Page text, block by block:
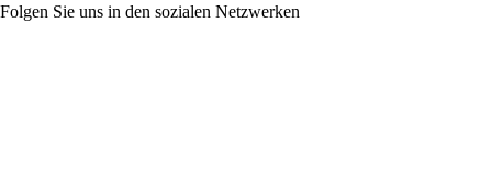
Folgen Sie uns in den sozialen Netzwerken